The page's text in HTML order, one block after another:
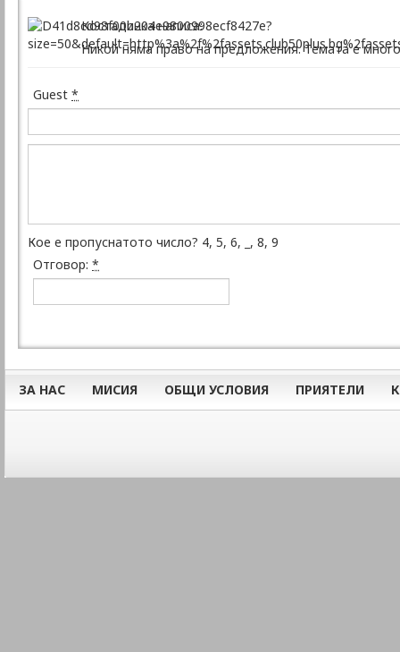
Костадинка написа:
Никой няма право на предложения. Темата е
Guest *
Кое е пропуснатото число? 4, 5, 6, _, 8, 9
Отговор: *
ЗА НАС МИСИЯ ОБЩИ УСЛОВИЯ ПРИЯТЕЛИ